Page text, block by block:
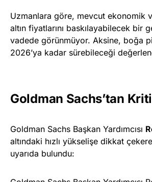
Uzmanlara göre, mevcut ekonomik
altın fiyatlarını baskılayabilecek bir
vadede görünmüyor. Aksine, boğa
2026’ya kadar sürebileceği
Goldman Sachs’tan
Goldman Sachs Başkan Yardımcısı
altındaki hızlı yükselişe dikkat
uyarıda bulundu: